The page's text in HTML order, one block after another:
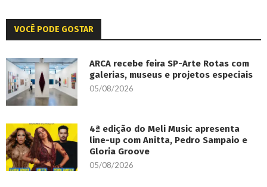
VOCÊ PODE GOSTAR
ARCA recebe feira SP-Arte Rotas com
galerias, museus e projetos especiais
05/08/2026
4ª edição do Meli Music apresenta
line-up com Anitta, Pedro Sampaio e
Gloria Groove
05/08/2026